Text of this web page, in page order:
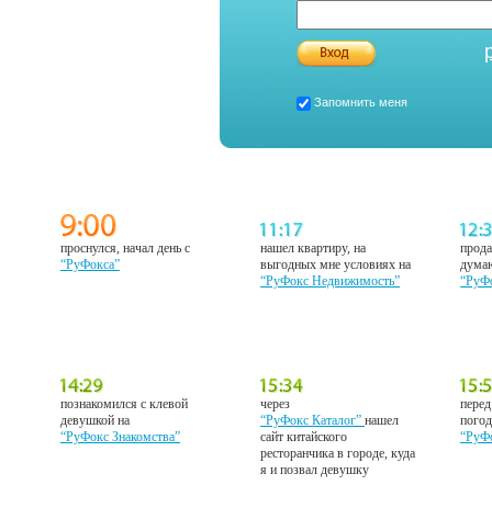
Запомнить меня
проснулся, начал день с
“РуФокса”
нашел квартиру, на
выгодных мне условиях на
“РуФокс Недвижимость”
познакомился с клевой
девушкой на
“РуФокс Знакомства”
через
“РуФокс Каталог”нашел
сайт китайского
ресторанчика в городе, куда
я и позвал девушку